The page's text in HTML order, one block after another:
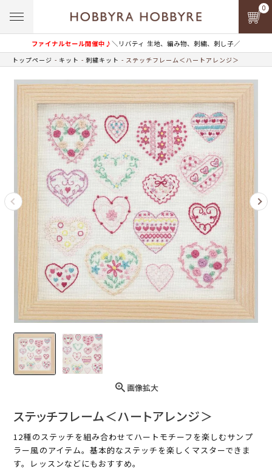
ファイナルセール開催中♪＼リバティ 生地、編み物、刺繍、刺し子／
0
トップページ キット 刺繍キット ステッチフレーム＜ハートアレンジ＞
画像拡大
ステッチフレーム＜ハートアレンジ＞
12種のステッチを組み合わせてハートモチーフを楽しむサンプ
ラー風のアイテム。基本的なステッチを楽しくマスターできま
す。レッスンなどにもおすすめ。